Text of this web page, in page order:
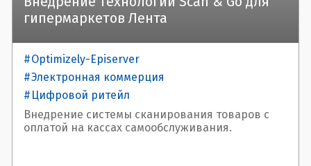
гипермаркетов Лента
Optimizely-Episerver
Электронная коммерция
Цифровой ритейл
Внедрение системы сканирования товаров с
оплатой на кассах самообслуживания.